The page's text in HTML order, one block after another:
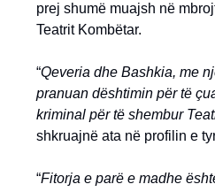
prej shumë muajsh në
Teatrit Kombëtar.
“Qeveria dhe Bashkia, me
pranuan dështimin për të
kriminal për të shembur
shkruajnë ata në profilin e
“Fitorja e parë e madhe